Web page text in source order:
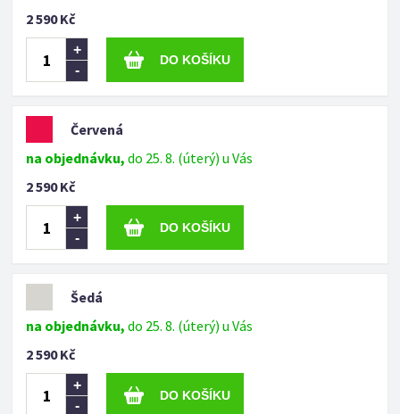
2 590 Kč
-
+
Červená
na objednávku,do 25. 8. (úterý) u Vás
2 590 Kč
-
+
Šedá
na objednávku,do 25. 8. (úterý) u Vás
2 590 Kč
-
+